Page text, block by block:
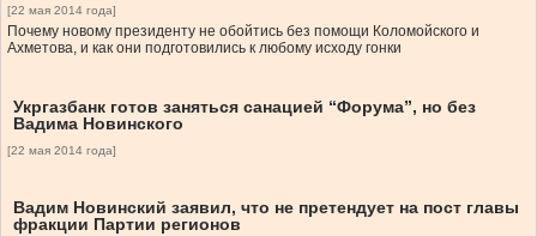
[22 мая 2014 года]
Почему новому президенту не обойтись без помощи Коломойского и
Ахметова, и как они подготовились к любому исходу гонки
Укргазбанк готов заняться санацией “Форума”, но без
Вадима Новинского
[22 мая 2014 года]
Вадим Новинский заявил, что не претендует на пост главы
фракции Партии регионов